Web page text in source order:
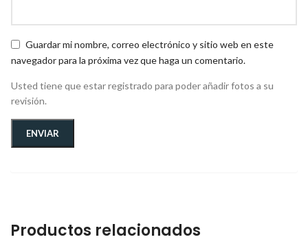
Guardar mi nombre, correo electrónico y sitio web en este
navegador para la próxima vez que haga un comentario.
Usted tiene que estar registrado para poder añadir fotos a su
revisión.
Productos relacionados